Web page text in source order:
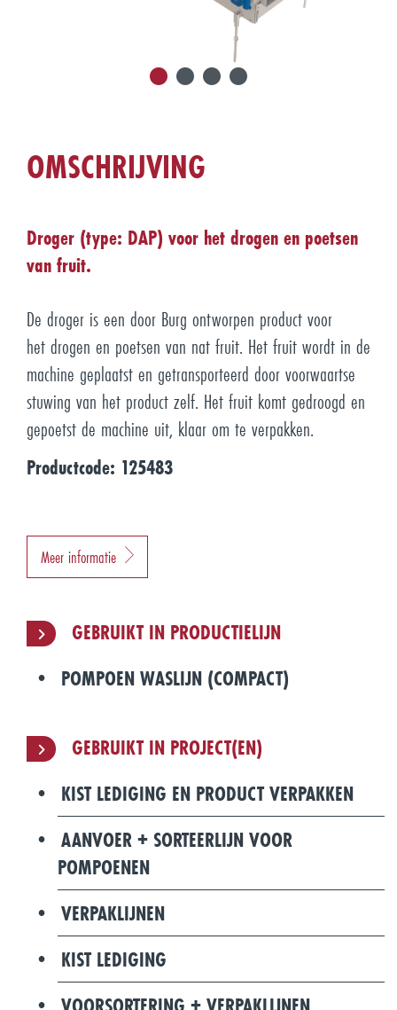
OMSCHRIJVING
Droger (type: DAP) voor het drogen en poetsen
van fruit.
De droger is een door Burg ontworpen product voor
het drogen en poetsen van nat fruit. Het fruit wordt in de
machine geplaatst en getransporteerd door voorwaartse
stuwing van het product zelf. Het fruit komt gedroogd en
gepoetst de machine uit, klaar om te verpakken.
Productcode: 125483
Meer informatie
GEBRUIKT IN PRODUCTIELIJN
POMPOEN WASLIJN (COMPACT)
GEBRUIKT IN PROJECT(EN)
KIST LEDIGING EN PRODUCT VERPAKKEN
AANVOER + SORTEERLIJN VOOR
POMPOENEN
VERPAKLIJNEN
KIST LEDIGING